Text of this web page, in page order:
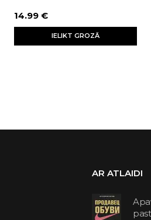
14.99 €
IELIKT GROZĀ
AR ATLAIDI